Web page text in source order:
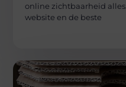
online zichtbaarheid
website en de beste